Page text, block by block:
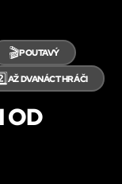
🎬POUTAVÝ
AŽ DVANÁCT HRÁČI
OD